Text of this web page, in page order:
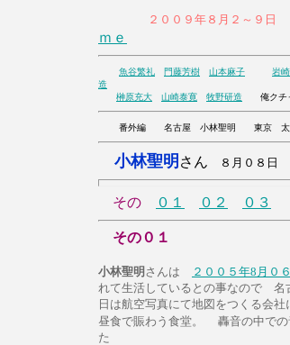
２００９年８月２～９日
ｍｅ
魚谷繁礼 門藤芳樹 山本麻子 岩
造
榊原充大
山崎泰寛 牧野研造 俺ク
番外編 名古屋 小林聖明 東京 太田
小林聖明 さん ８月０８日
その ０１ ０２ ０３
その０１
小林聖明 さんは ２００５年8月０
れて生活しているとの事なので
日は航空写真にて地図をつくる会
昼食で賑わう食堂。
轟音の中で
た